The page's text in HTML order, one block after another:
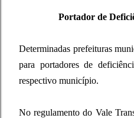
Portador de
Determinadas prefeituras
para portadores de
respectivo município.
No regulamento do Vale